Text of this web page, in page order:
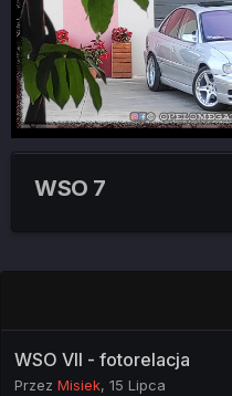
WSO 7
WSO VII - fotorelacja
Przez Misiek, 15 Lipca